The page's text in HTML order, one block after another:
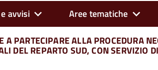
avvisi Aree tematiche
PARTECIPARE ALLA PROCEDURA
DEL REPARTO SUD, CON SERVIZIO